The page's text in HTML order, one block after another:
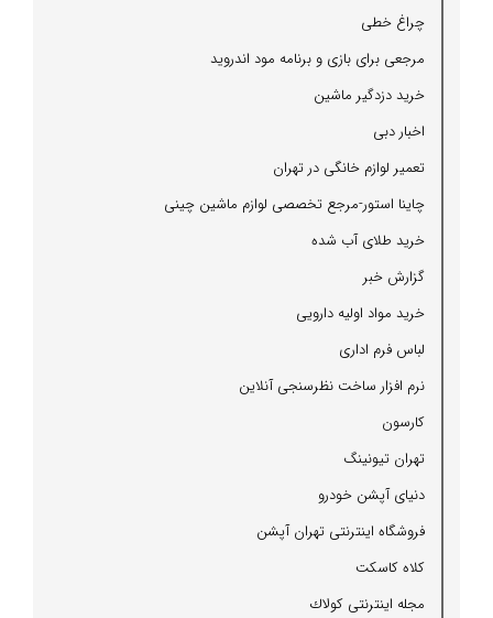
چراغ خطی
مرجعی برای بازی و برنامه مود اندروید
خرید دزدگیر ماشین
اخبار دبی
تعمیر لوازم خانگی در تهران
چاینا استور-مرجع تخصصی لوازم ماشین چینی
خرید طلای آب شده
گزارش خبر
خرید مواد اولیه دارویی
لباس فرم اداری
نرم افزار ساخت نظرسنجی آنلاین
كارسون
تهران تیونینگ
دنیای آپشن خودرو
فروشگاه اینترنتی تهران آپشن
كلاه كاسكت
مجله اینترنتی كولاك